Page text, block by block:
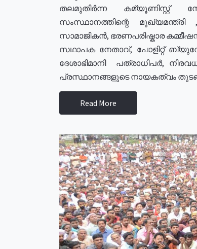
തലമുതിർന്ന കമ്യൂണിസ്റ്റ്
സംസ്ഥാനത്തിന്റെ
സാമാജികൻ, ഭരണപരിഷ്കാര
സഥാപക നേതാവ്, പോളിറ്റ്
ദേശാഭിമാനി പത്രാധിപർ,
പ്രസ്ഥാനങ്ങളുടെ നായകത്വം
Read More